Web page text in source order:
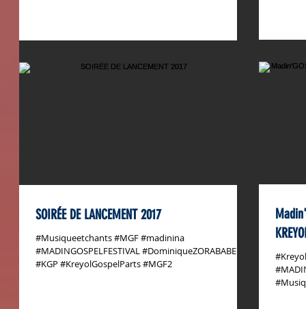
SOIRÉE DE LANCEMENT 2017
#Musiqueetchants #MGF #madinina
#MADINGOSPELFESTIVAL #DominiqueZORABABEL
#KGP #KreyolGospelParts #MGF2